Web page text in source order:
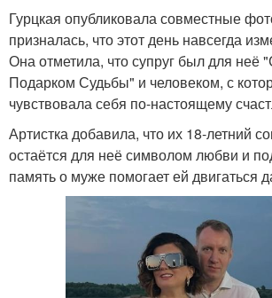
Гурцкая опубликовала совместные
призналась, что этот день навсегда
Она отметила, что супруг был для
Подарком Судьбы" и человеком, с
чувствовала себя по-настоящему
Артистка добавила, что их 18-летний
остаётся для неё символом любви и
память о муже помогает ей двигаться